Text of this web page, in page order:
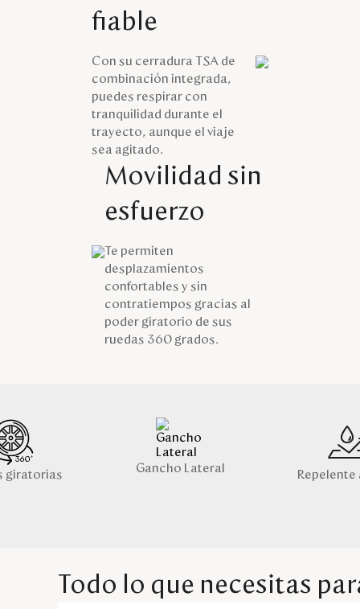
fiable
Con su cerradura TSA de
combinación integrada,
puedes respirar con
tranquilidad durante el
trayecto, aunque el viaje
sea agitado.
Movilidad sin
esfuerzo
Te permiten
desplazamientos
confortables y sin
contratiempos gracias al
poder giratorio de sus
ruedas 360 grados.
giratorias Gancho Lateral Repelente
Todo lo que necesitas